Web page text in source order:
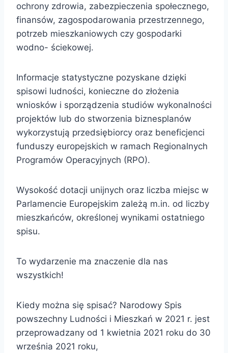
ochrony zdrowia, zabezpieczenia społecznego,
finansów, zagospodarowania przestrzennego,
potrzeb mieszkaniowych czy gospodarki
wodno- ściekowej.
Informacje statystyczne pozyskane dzięki
spisowi ludności, konieczne do złożenia
wniosków i sporządzenia studiów wykonalności
projektów lub do stworzenia biznesplanów
wykorzystują przedsiębiorcy oraz beneficjenci
funduszy europejskich w ramach Regionalnych
Programów Operacyjnych (RPO).
Wysokość dotacji unijnych oraz liczba miejsc w
Parlamencie Europejskim zależą m.in. od liczby
mieszkańców, określonej wynikami ostatniego
spisu.
To wydarzenie ma znaczenie dla nas
wszystkich!
Kiedy można się spisać? Narodowy Spis
powszechny Ludności i Mieszkań w 2021 r. jest
przeprowadzany od 1 kwietnia 2021 roku do 30
września 2021 roku,